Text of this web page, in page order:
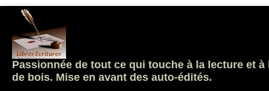
Passionnée de tout ce qui touche à la lecture et
de bois. Mise en avant des auto-édités.